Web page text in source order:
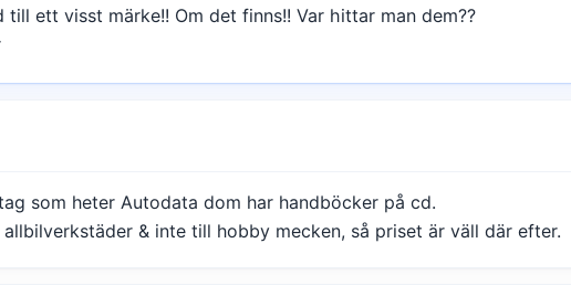
till ett visst märke!! Om det finns!! Var hittar man dem??
som heter Autodata dom har handböcker på cd.
& inte till hobby mecken, så priset är väll där efter.